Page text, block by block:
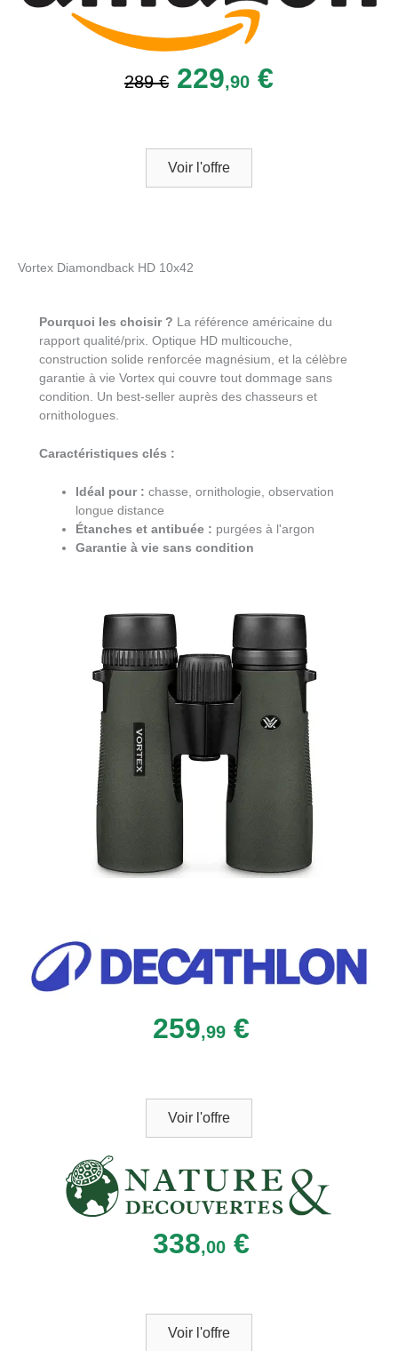
289 € 229,90 €
Voir l'offre
Vortex Diamondback HD 10x42
Pourquoi les choisir ? La référence américaine du
rapport qualité/prix. Optique HD multicouche,
construction solide renforcée magnésium, et la célèbre
garantie à vie Vortex qui couvre tout dommage sans
condition. Un best-seller auprès des chasseurs et
ornithologues.
Caractéristiques clés :
Idéal pour : chasse, ornithologie, observation
longue distance
Étanches et antibuée : purgées à l'argon
Garantie à vie sans condition
259,99 €
Voir l'offre
338,00 €
Voir l'offre